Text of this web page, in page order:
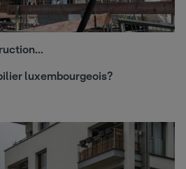
luxembourgeois?